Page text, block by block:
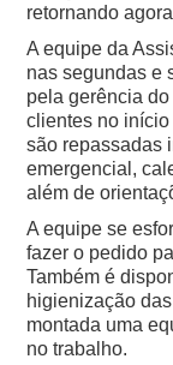
retornando
A equipe da
nas segundas e
pela gerência
clientes no
são repassadas
emergencial,
além de
A equipe se
fazer o pedido
Também é
higienização
montada uma
no trabalho.